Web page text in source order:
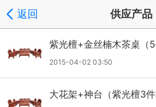
返回 供应产品
紫光檀+金丝楠木茶桌（5
2015-04-02 03:50
大花架+神台（紫光檀3件